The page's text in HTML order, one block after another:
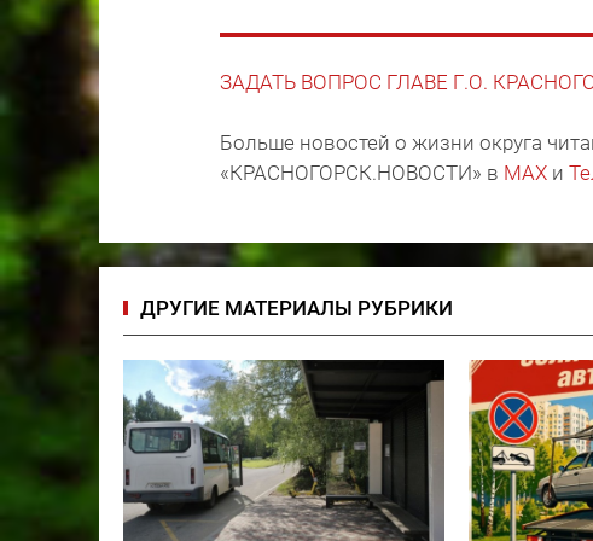
ЗАДАТЬ ВОПРОС ГЛАВЕ Г.О.
Больше новостей о жизни округа
«КРАСНОГОРСК.НОВОСТИ» в MAX и
ДРУГИЕ МАТЕРИАЛЫ РУБРИКИ